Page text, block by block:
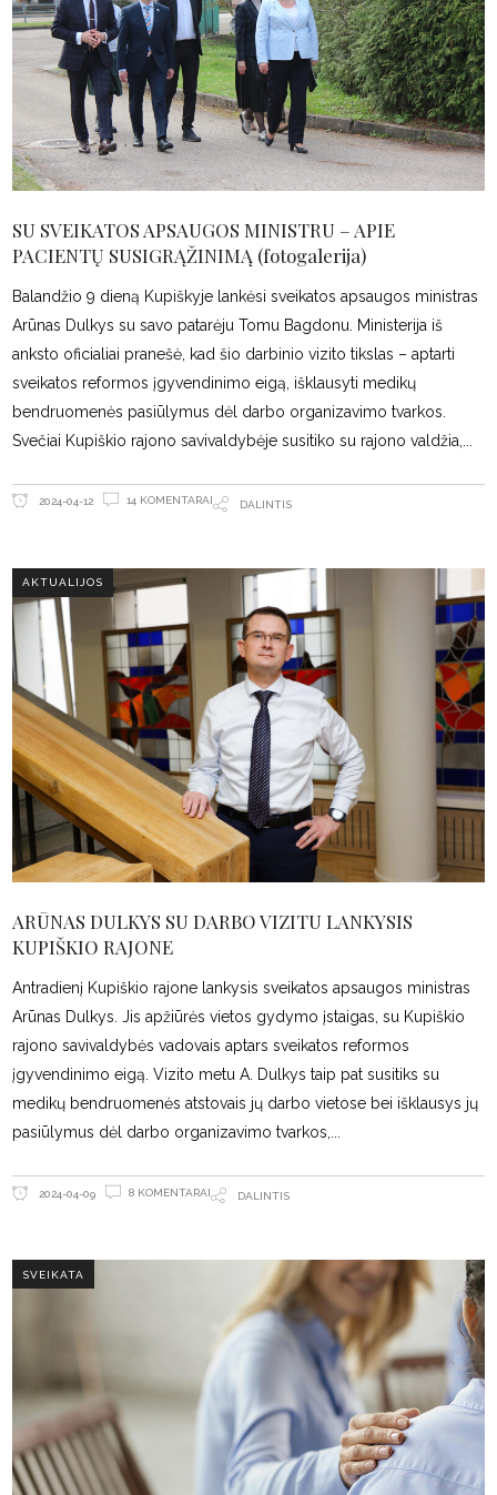
SU SVEIKATOS APSAUGOS MINISTRU – APIE
PACIENTŲ SUSIGRĄŽINIMĄ (fotogalerija)
Balandžio 9 dieną Kupiškyje lankėsi sveikatos apsaugos ministras
Arūnas Dulkys su savo patarėju Tomu Bagdonu. Ministerija iš
anksto oficialiai pranešė, kad šio darbinio vizito tikslas – aptarti
sveikatos reformos įgyvendinimo eigą, išklausyti medikų
bendruomenės pasiūlymus dėl darbo organizavimo tvarkos.
Svečiai Kupiškio rajono savivaldybėje susitiko su rajono valdžia,
2024-04-12 14 KOMENTARAI DALINTIS
AKTUALIJOS
ARŪNAS DULKYS SU DARBO VIZITU LANKYSIS
KUPIŠKIO RAJONE
Antradienį Kupiškio rajone lankysis sveikatos apsaugos ministras
Arūnas Dulkys. Jis apžiūrės vietos gydymo įstaigas, su Kupiškio
rajono savivaldybės vadovais aptars sveikatos reformos
įgyvendinimo eigą. Vizito metu A. Dulkys taip pat susitiks su
medikų bendruomenės atstovais jų darbo vietose bei išklausys jų
pasiūlymus dėl darbo organizavimo tvarkos,
2024-04-09 8 KOMENTARAI DALINTIS
SVEIKATA